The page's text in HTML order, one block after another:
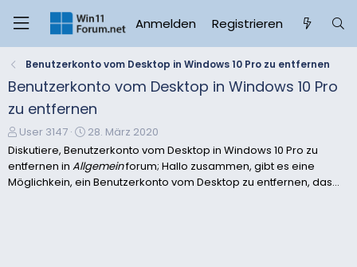
Anmelden Registrieren
Benutzerkonto vom Desktop in Windows 10 Pro zu entfernen
Benutzerkonto vom Desktop in Windows 10 Pro
zu entfernen
E
r
s
t
User 3147
E
r
s
t
28. März 2020
Diskutiere, Benutzerkonto vom Desktop in Windows 10 Pro zu
entfernen in Allgemeinforum; Hallo zusammen, gibt es eine
Möglichkein, ein Benutzerkonto vom Desktop zu entfernen, das...